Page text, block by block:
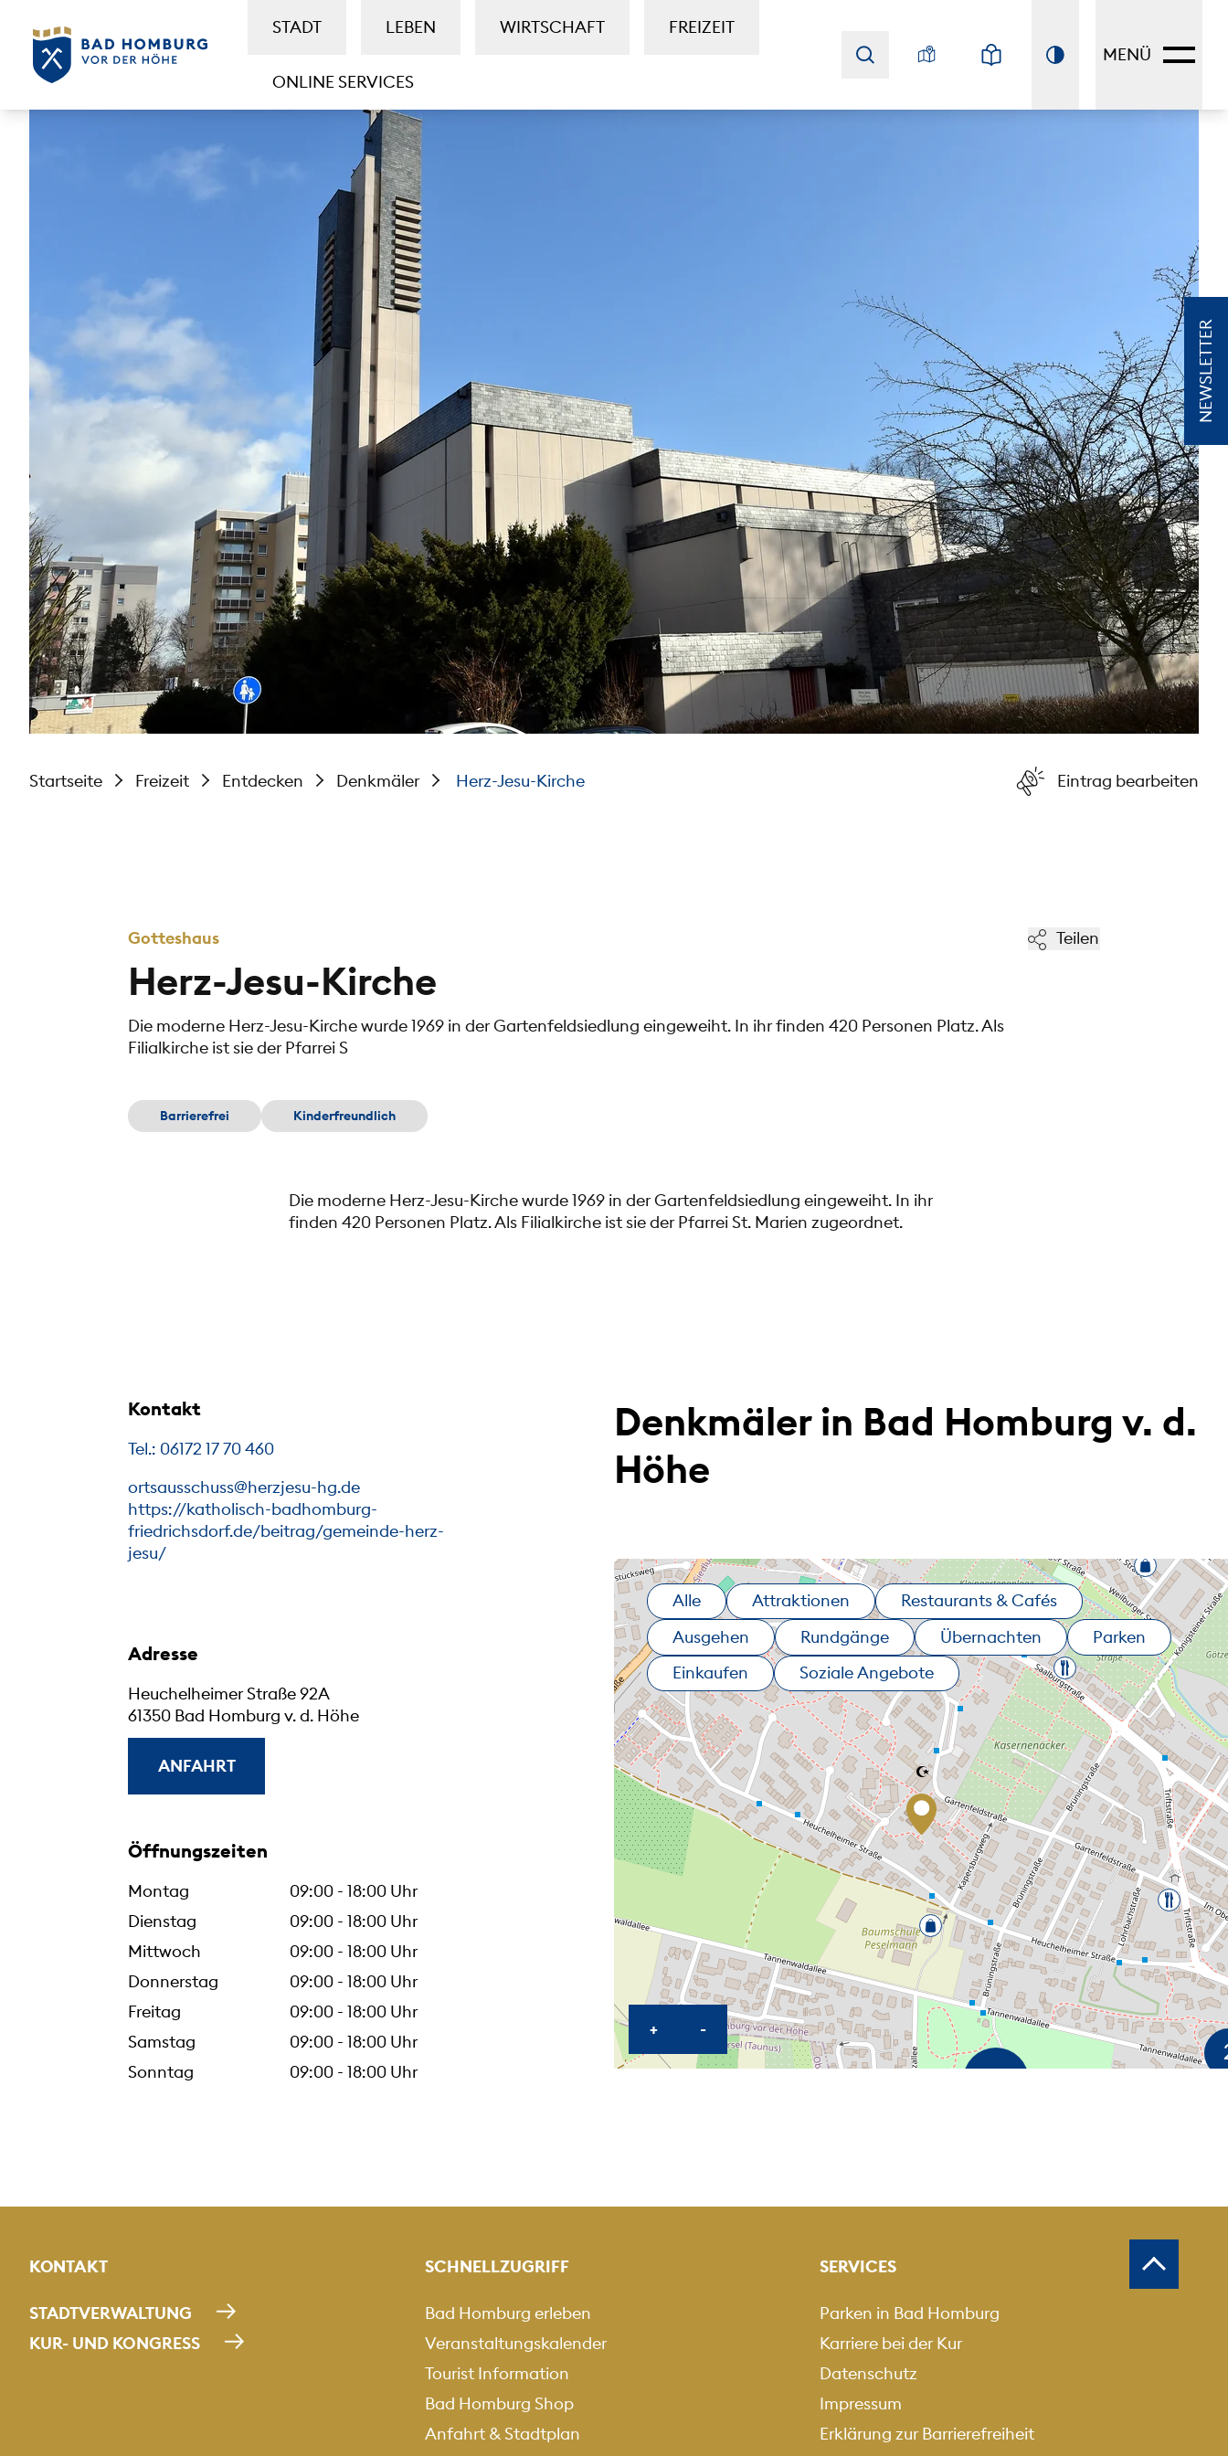
STADT LEBEN WIRTSCHAFT FREIZEIT
ONLINE SERVICES
MENÜ
Startseite Freizeit Entdecken Denkmäler Herz-Jesu-Kirche Eintrag bearbeiten
NEWSLETTER
Gotteshaus
Herz-Jesu-Kirche
Die moderne Herz-Jesu-Kirche wurde 1969 in der Gartenfeldsiedlung eingeweiht. In ihr finden 420 Personen Platz. Als
Filialkirche ist sie der Pfarrei S
Teilen
Barrierefrei Kinderfreundlich
Die moderne Herz-Jesu-Kirche wurde 1969 in der Gartenfeldsiedlung eingeweiht. In ihr
finden 420 Personen Platz. Als Filialkirche ist sie der Pfarrei St. Marien zugeordnet.
Kontakt
Tel.: 06172 17 70 460
ortsausschuss@herzjesu-hg.de
https://katholisch-badhomburg-
friedrichsdorf.de/beitrag/gemeinde-herz-
jesu/
Adresse
Heuchelheimer Straße 92A
61350 Bad Homburg v. d. Höhe
ANFAHRT
Öffnungszeiten
Montag
09:00 - 18:00 Uhr
Dienstag
09:00 - 18:00 Uhr
Mittwoch
09:00 - 18:00 Uhr
Donnerstag
09:00 - 18:00 Uhr
Freitag
09:00 - 18:00 Uhr
Samstag
09:00 - 18:00 Uhr
Sonntag
09:00 - 18:00 Uhr
Denkmäler in Bad Homburg v. d.
Höhe
Alle Attraktionen
Restaurants & Cafés
Ausgehen
Rundgänge Übernachten
Parken
Einkaufen
Soziale Angebote
+KARTE HEREINZOOMEN
-KARTE HERAUSZOOMEN
KONTAKT
STADTVERWALTUNG
KUR- UND KONGRESS
SCHNELLZUGRIFF
Bad Homburg erleben
Veranstaltungskalender
Tourist Information
Bad Homburg Shop
Anfahrt & Stadtplan
SERVICES
Parken in Bad Homburg
Karriere bei der Kur
Datenschutz
Impressum
Erklärung zur Barrierefreiheit